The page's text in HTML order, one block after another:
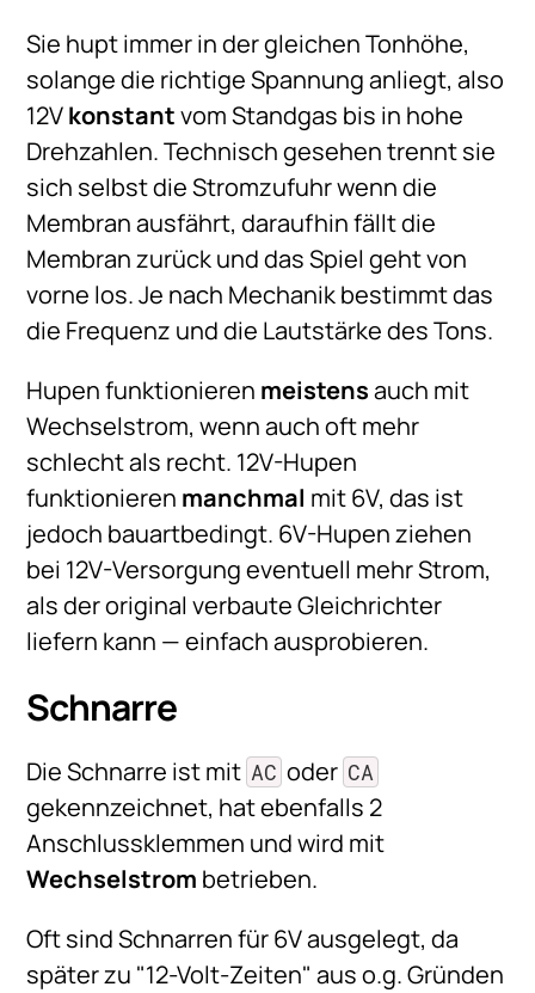
Sie hupt immer in der gleichen Tonhöhe,
solange die richtige Spannung anliegt, also
12Vkonstantvom Standgas bis in hohe
Drehzahlen. Technisch gesehen trennt sie
sich selbst die Stromzufuhr wenn die
Membran ausfährt, daraufhin fällt die
Membran zurück und das Spiel geht von
vorne los. Je nach Mechanik bestimmt das
die Frequenz und die Lautstärke des Tons.
Hupen funktionieren meistensauch mit
Wechselstrom, wenn auch oft mehr
schlecht als recht. 12V-Hupen
funktionieren manchmal mit 6V, das ist
jedoch bauartbedingt. 6V-Hupen ziehen
bei 12V-Versorgung eventuell mehr Strom,
als der original verbaute Gleichrichter
liefern kann — einfach ausprobieren.
Schnarre
Die Schnarre ist mit AC oder CA
gekennzeichnet, hat ebenfalls 2
Anschlussklemmen und wird mit
Wechselstrom betrieben.
Oft sind Schnarren für 6V ausgelegt, da
später zu "12-Volt-Zeiten" aus o.g. Gründen